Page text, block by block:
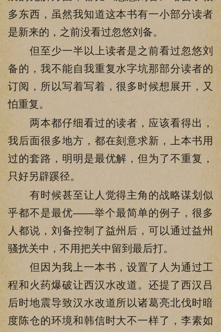
多东西，虽然我知道这本书有一小部分读者
是新来的，之前没看过忽悠刘备。
但至少一半以上读者是之前看过忽悠刘
备的，我不能自我重复水字坑那部分读者的
订阅，所以写着写着，很多时候想展开，又
怕重复。
两本都仔细看过的读者，应该看得出，
我后面很多地方，都在刻意求新，上本书用
过的套路，明明是最优解，但为了不重复，
只好另辟蹊径。
有时候甚至让人觉得主角的战略谋划似
乎都不是最优——举个最简单的例子，很多
人都说，刘备控制了益州后，可以通过益州
骚扰关中，不用把关中留到最后打。
但因为我上一本书，设置了人为通过工
程和火药爆破让西汉水改道。还提了西汉吕
后时地震导致汉水改道所以诸葛亮北伐时暗
度陈仓的环境和韩信时大不一样了，李素如